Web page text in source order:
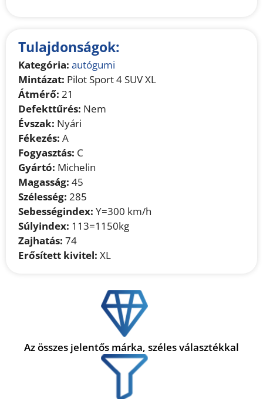
Tulajdonságok:
Kategória: autógumi
Mintázat: Pilot Sport 4 SUV XL
Átmérő: 21
Defekttűrés: Nem
Évszak: Nyári
Fékezés: A
Fogyasztás: C
Gyártó: Michelin
Magasság: 45
Szélesség: 285
Sebességindex: Y=300 km/h
Súlyindex: 113=1150kg
Zajhatás: 74
Erősített kivitel: XL
Az összes jelentős márka, széles választékkal